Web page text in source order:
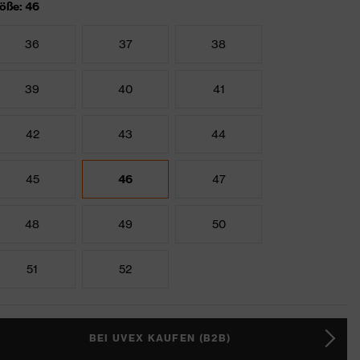
46
36 37 38
39 40 41
42 43 44
45 46 47
48 49 50
51 52
BEI UVEX KAUFEN (B2B)